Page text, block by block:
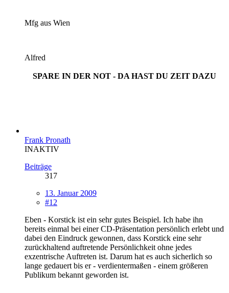
Mfg aus Wien
Alfred
SPARE IN DER NOT - DA HAST DU ZEIT DAZU
Frank Pronath
INAKTIV
Beiträge
317
13. Januar 2009
#12
Eben - Korstick ist ein sehr gutes Beispiel. Ich habe ihn
bereits einmal bei einer CD-Präsentation persönlich erlebt und
dabei den Eindruck gewonnen, dass Korstick eine sehr
zurückhaltend auftretende Persönlichkeit ohne jedes
exzentrische Auftreten ist. Darum hat es auch sicherlich so
lange gedauert bis er - verdientermaßen - einem größeren
Publikum bekannt geworden ist.